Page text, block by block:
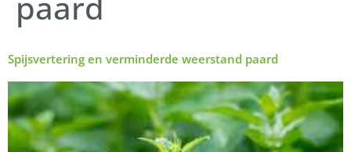
Spijsvertering en verminderde weerstand paard